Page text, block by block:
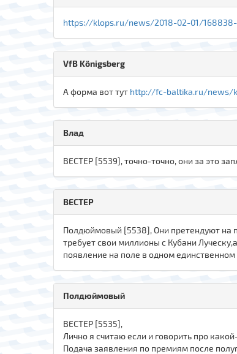
https://klops.ru/news/2018-02-01/
VfB Königsberg
А форма вот тут http://fc-baltika.ru/news/
Влад
ВЕСТЕР [5539], точно-точно, они за это
ВЕСТЕР
Полдюймовый [5538], Они претендуют на
требует свои миллионы с Кубани
появление на поле в одном
Полдюймовый
ВЕСТЕР [5535],
Лично я считаю если и говорить про
Подача заявления по премиям после